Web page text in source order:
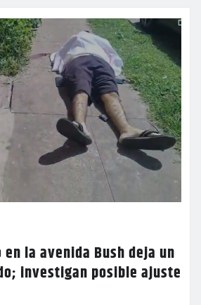
la avenida Bush deja un
investigan posible ajuste